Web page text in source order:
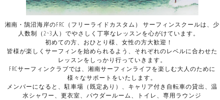
湘南・鵠沼海岸のFRC（フリーライドカスタム） サーフィンスクールは、少
人数制（2~3人）でやさしく丁寧なレッスンを心がけています。
初めての方、おひとり様、女性の方大歓迎！
皆様が楽しくサーフィンを始められるよう、それぞれのレベルに合わせた
レッスンをしっかり行っていきます。
FRCサーフィンクラブでは、湘南サーフィンライフを楽しむ大人のために
様々なサポートをいたします。
メンバーになると、駐車場（既定あり）、キャリア付き自転車の貸出、温
水シャワー、更衣室、パウダールーム、トイレ、専用ラウンジ